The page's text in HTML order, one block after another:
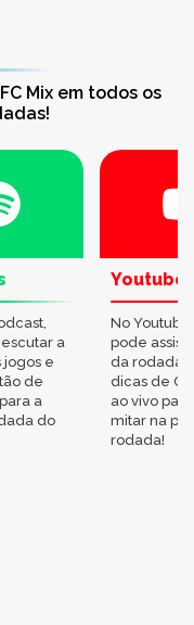
Mix em todos os
a
jogos e
de
a
do
Youtube
No
pode
da rodada,
dicas de
ao vivo
mitar na
rodada!